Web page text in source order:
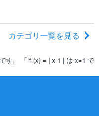
カテゴリ一覧を見る
す。 「 f (x) = | x-1 | は x=1 で